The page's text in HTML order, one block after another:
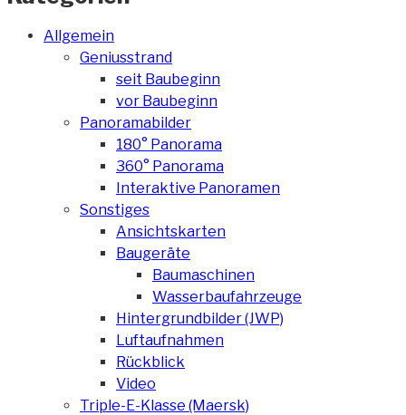
Allgemein
Geniusstrand
seit Baubeginn
vor Baubeginn
Panoramabilder
180° Panorama
360° Panorama
Interaktive Panoramen
Sonstiges
Ansichtskarten
Baugeräte
Baumaschinen
Wasserbaufahrzeuge
Hintergrundbilder (JWP)
Luftaufnahmen
Rückblick
Video
Triple-E-Klasse (Maersk)